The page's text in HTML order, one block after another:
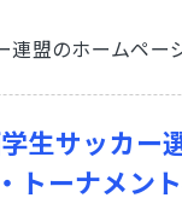
連盟のホームペー
生サッカー
ーナメント